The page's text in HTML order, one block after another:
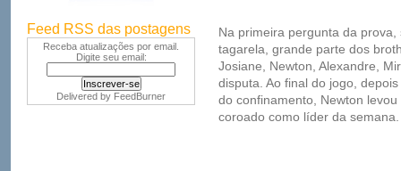
Feed RSS das postagens
Receba atualizações por email.
Digite seu email:
Delivered by FeedBurner
Na primeira pergunta da
tagarela, grande parte dos
Josiane, Newton, Alexandre,
disputa. Ao final do jogo,
do confinamento, Newton
coroado como líder da semana.